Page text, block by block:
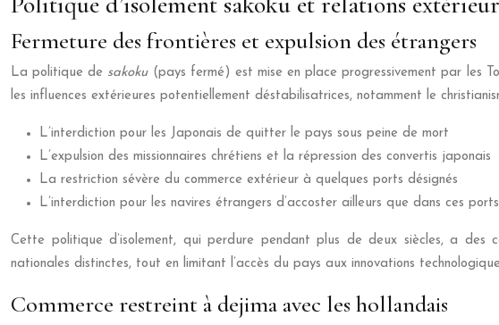
Fermeture des frontières et expulsion des étrangers
La politique de sakoku (pays fermé) est mise en place progressivement par les
les influences extérieures potentiellement déstabilisatrices, notamment le
L’interdiction pour les Japonais de quitter le pays sous peine de mort
L’expulsion des missionnaires chrétiens et la répression des convertis japonais
La restriction sévère du commerce extérieur à quelques ports désignés
L’interdiction pour les navires étrangers d’accoster ailleurs que dans ces
Cette politique d’isolement, qui perdure pendant plus de deux siècles, a des
nationales distinctes, tout en limitant l’accès du pays aux innovations
Commerce restreint à dejima avec les hollandais